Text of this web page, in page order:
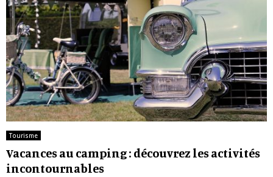
Tourisme
Vacances au camping : découvrez les activités
incontournables